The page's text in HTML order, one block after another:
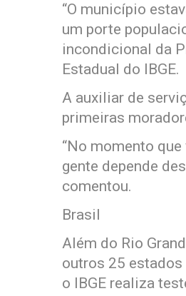
“O município
um porte
incondicional da
Estadual do IBGE.
A auxiliar de
primeiras
“No momento
gente depende
comentou.
Brasil
Além do Rio
outros 25
o IBGE realiza